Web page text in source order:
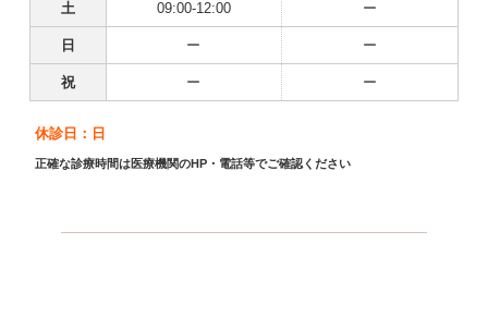
土 09:00-12:00 ー
日 ー ー
祝 ー ー
休診日：日
正確な診療時間は医療機関のHP・電話等でご確認ください